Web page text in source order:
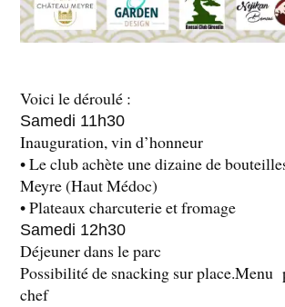
Voici le déroulé :
Samedi 11h30
Inauguration, vin d’honneur
• Le club achète une dizaine de
Meyre (Haut Médoc)
• Plateaux charcuterie et fromage
Samedi 12h30
Déjeuner dans le parc
Possibilité de snacking sur place.Menu
chef